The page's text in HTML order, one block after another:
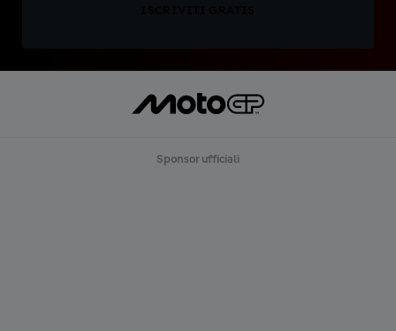
Sponsor ufficiali